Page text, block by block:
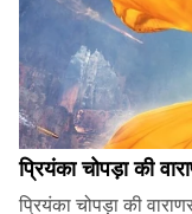
प्रियंका चोपड़ा की
प्रियंका चोपड़ा की